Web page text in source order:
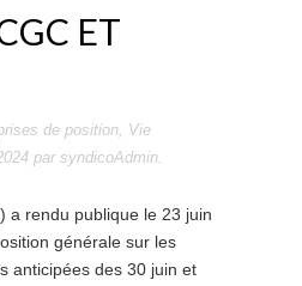
ET
de position, Vie
par syndicoAdmin.
a rendu publique le 23 juin
générale sur les
anticipées des 30 juin et